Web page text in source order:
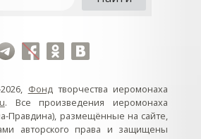
Фондтворчества иеромонаха
. Все произведения иеромонаха
Правдина), размещённые на сайте,
авторского права и защищены